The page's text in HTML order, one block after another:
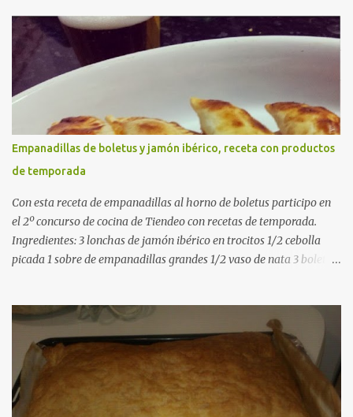
verdes planas 2 tomates maduros rallados 1,2 litros de caldo de
pollo (o agua) 1 cucharadita de hebras de azafrán 1 cucharadita de
pimentón dulce 2 dientes de ajo Aceite de oliva virgen extra Sal al
gusto (Opcional) una ramita de romero Elaboración 1. Prepara las
verduras Limpia las alcachofas, retira las hojas duras y córtalas en
cuartos. Trocea las judías verdes. Reserva en agua con limón para
que no se oxiden. 2. Sofríe las carnes En la paellera, añade un buen
chorro de aceite de oliva y dora bien el pollo y las costillas a fuego
medio-alto. Este paso es clave: cuanto más dorado, más sabor ten...
Empanadillas de boletus y jamón ibérico, receta con productos
de temporada
Con esta receta de empanadillas al horno de boletus participo en
el 2º concurso de cocina de Tiendeo con recetas de temporada.
Ingredientes: 3 lonchas de jamón ibérico en trocitos 1/2 cebolla
picada 1 sobre de empanadillas grandes 1/2 vaso de nata 3 boletus
virgen para untar la bandeja de horno Elaboración: Precalentar el
horno a 200ºC .Picamos la cebolla y la doramos en una sartén
grande con el aceite de oliva virgen extra a fuego medio. A
continuación agregamos la nata y los boletus en trocitos
pequeños. Removemos bien y agregamos el jamón ibérico cortado
en trocitos. Picamos los huevos duros y los agregamos a la mezcla